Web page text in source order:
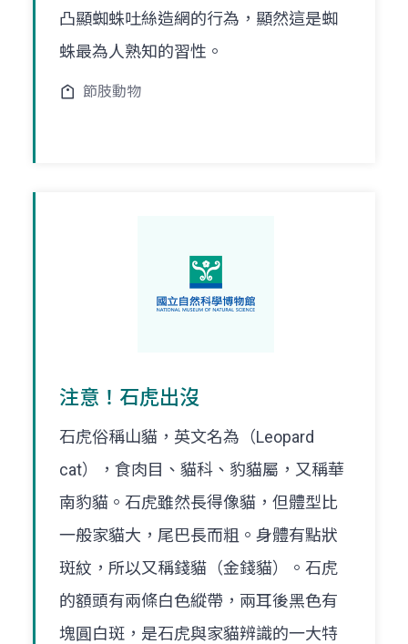
凸顯蜘蛛吐絲造網的行為，顯然這是蜘
蛛最為人熟知的習性。
節肢動物
注意！石虎出沒
石虎俗稱山貓，英文名為（Leopard
cat），食肉目、貓科、豹貓屬，又稱華
南豹貓。石虎雖然長得像貓，但體型比
一般家貓大，尾巴長而粗。身體有點狀
斑紋，所以又稱錢貓（金錢貓）。石虎
的額頭有兩條白色縱帶，兩耳後黑色有
塊圓白斑，是石虎與家貓辨識的一大特